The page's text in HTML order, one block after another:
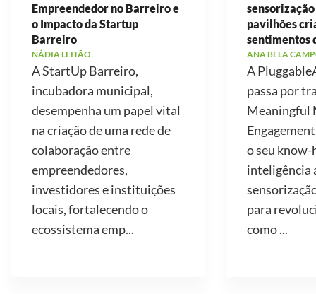
Empreendedor no Barreiro e
o Impacto da Startup
Barreiro
NÁDIA LEITÃO
A StartUp Barreiro,
incubadora municipal,
desempenha um papel vital
na criação de uma rede de
colaboração entre
empreendedores,
investidores e instituições
locais, fortalecendo o
ecossistema emp...
pavilhões
sentimentos
ANA BELA
A
passa por
Meaningful
o seu know-
inteligência
para
como ...